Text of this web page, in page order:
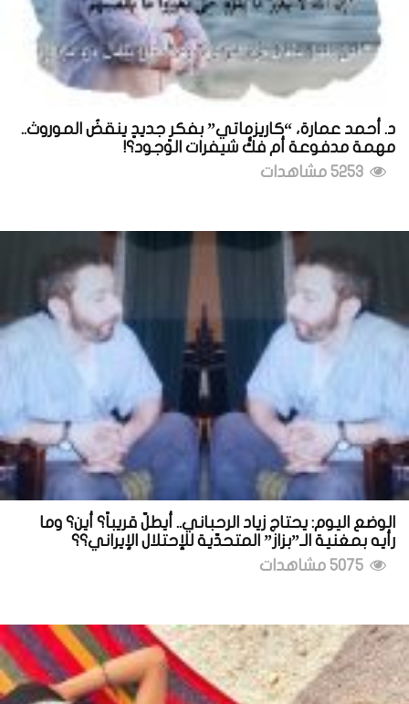
د. أحمد عمارة، “كاريزماتي” بفكرٍ جديدٍ ينقضُ الموروث..
مهمة مدفوعة أم فكُّ شيفرات الوجود؟!
الوضع اليوم: يحتاج زياد الرحباني.. أيطلّ قريباً؟ أين؟ وما
رأيه بمغنية الـ”بزاز” المتحدّية للإحتلال الإيراني؟؟